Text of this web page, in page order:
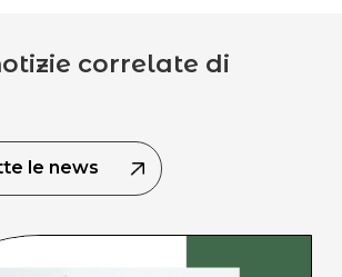
correlate di
le news